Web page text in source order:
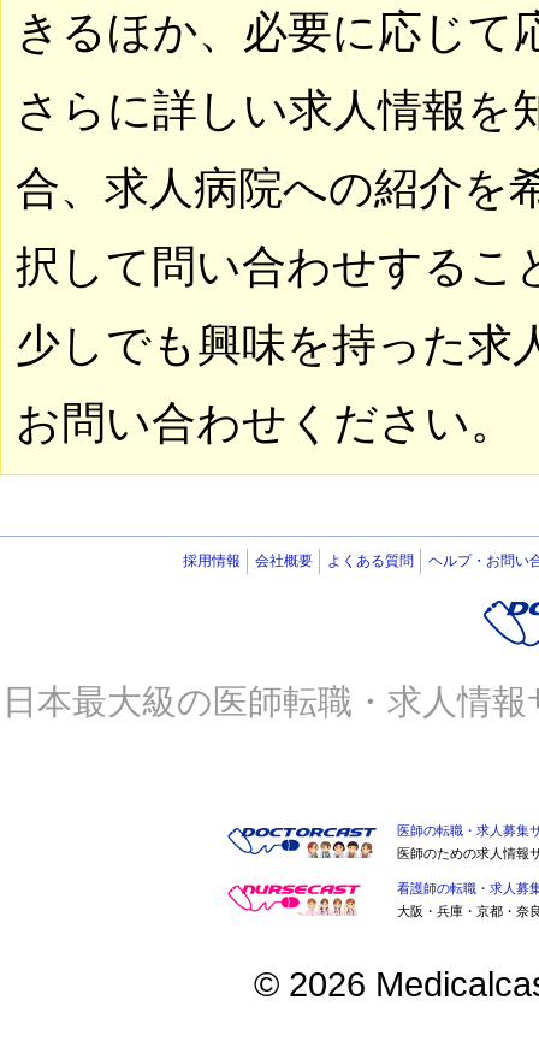
きるほか、必要に応じて
さらに詳しい求人情報を
合、求人病院への紹介を
択して問い合わせするこ
少しでも興味を持った求
お問い合わせください。
採用情報 会社概要 よくある質問 ヘルプ・お問い
日本最大級の医師転職・求人情
医師の転職・求人募集
医師のための求人情報
看護師の転職・求人募
大阪・兵庫・京都・奈
© 2026